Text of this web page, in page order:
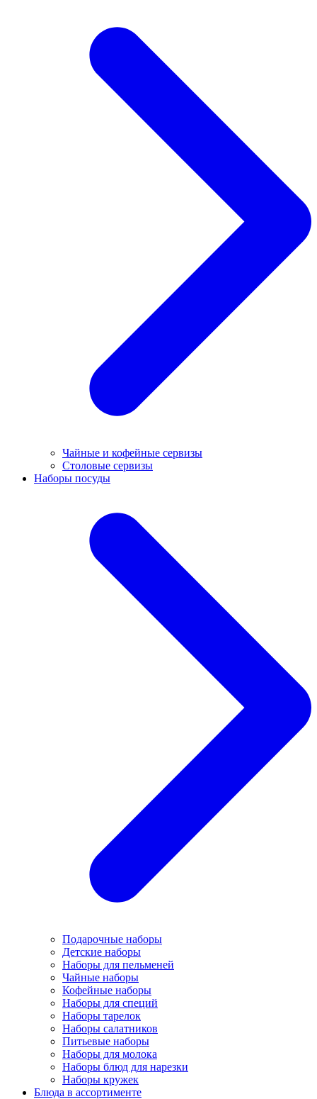
Чайные и кофейные сервизы
Столовые сервизы
Наборы посуды
Подарочные наборы
Детские наборы
Наборы для пельменей
Чайные наборы
Кофейные наборы
Наборы для специй
Наборы тарелок
Наборы салатников
Питьевые наборы
Наборы для молока
Наборы блюд для нарезки
Наборы кружек
Блюда в ассортименте